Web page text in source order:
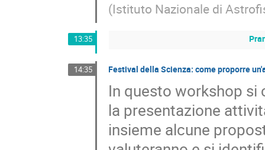
(Istituto Nazionale di
13:35
14:35 Festival della Scienza: come proporre
In questo workshop si
la presentazione
insieme alcune